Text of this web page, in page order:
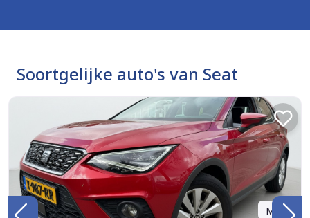
Soortgelijke auto's van Seat
Marge